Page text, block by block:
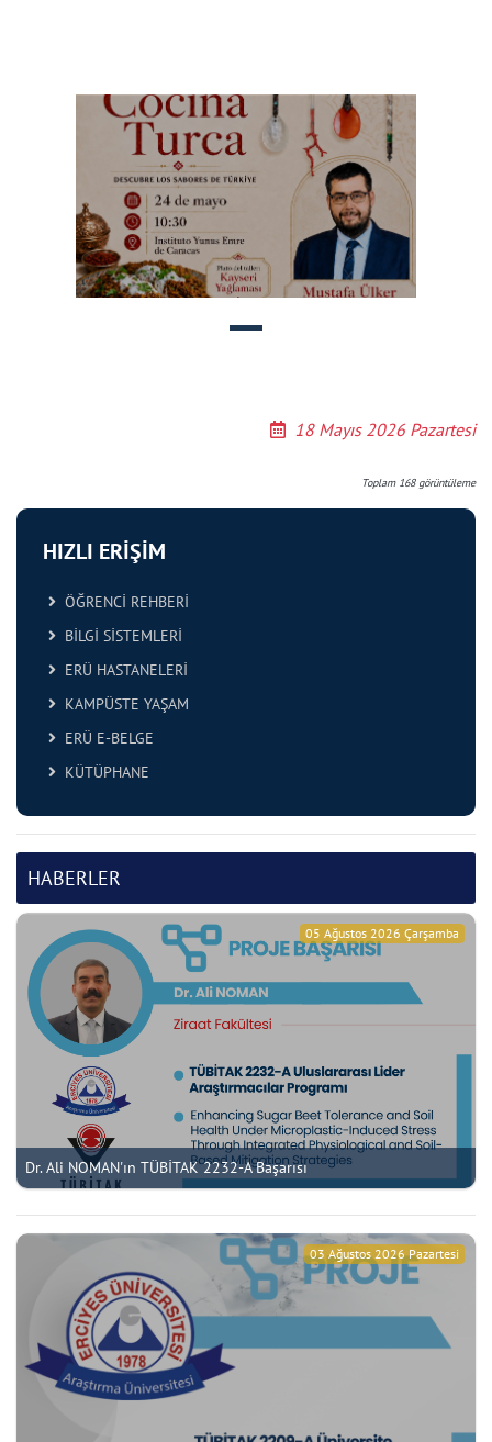
HIZLI ERİŞİM
ÖĞRENCİ REHBERİ
BİLGİ SİSTEMLERİ
ERÜ HASTANELERİ
KAMPÜSTE YAŞAM
ERÜ E-BELGE
KÜTÜPHANE
HABERLER
Dr. Ali NOMAN'ın TÜBİTAK 2232-A Başarısı
05 Ağustos 2026 Çarşamba
03 Ağustos 2026 Pazartesi
18 Mayıs 2026 Pazartesi
Toplam 168görüntüleme